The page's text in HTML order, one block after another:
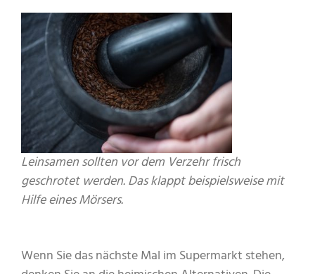
Leinsamen sollten vor dem Verzehr frisch
geschrotet werden. Das klappt beispielsweise mit
Hilfe eines Mörsers.
Wenn Sie das nächste Mal im Supermarkt stehen,